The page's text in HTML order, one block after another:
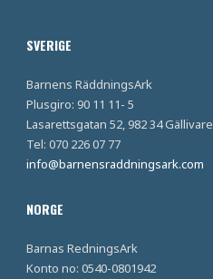
SVERIGE
Barnens RäddningsArk
Plusgiro: 90 11 11- 5
Lasarettsgatan 52, 982 34 Gällivare
Tel: 070 226 07 77
info@barnensraddningsark.com
NORGE
Barnas RedningsArk
Konto no: 0540-0801942